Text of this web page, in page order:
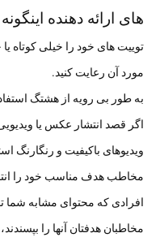
های ارائه دهنده
توییت های خود را خیلی کوتاه یا
مورد آن رعایت کنید.
به طور بی رویه از هشتگ
اگر قصد انتشار عکس یا ویدیویی
ویدیوهای باکیفیت و رنگارنگ
مخاطب هدف مناسب خود را
افرادی که محتوای مشابه شما
مخاطبان هدفتان آنها را بپسندند،